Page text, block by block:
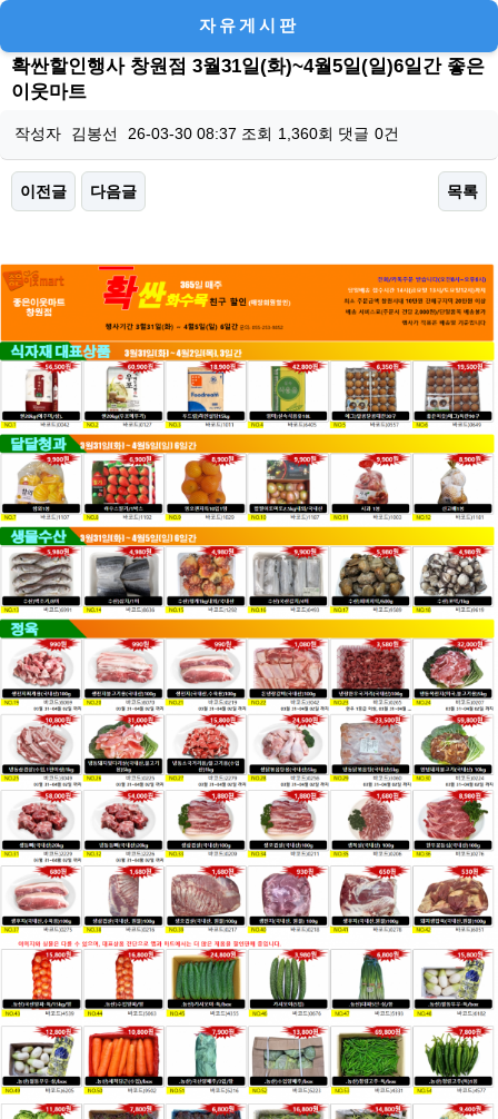
자유게시판
확싼할인행사 창원점 3월31일(화)~4월5일(일)6일간 좋은
이웃마트
작성자 김봉선 26-03-30 08:37 조회 1,360회 댓글 0건
이전글 다음글 목록
본문